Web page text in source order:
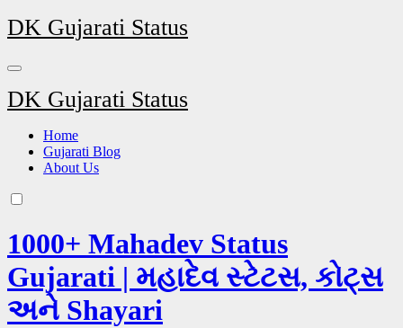
Skip
to
DK Gujarati Status
DK Gujarati Status
Home
Gujarati Blog
About Us
1000+ Mahadev Status
Gujarati | મહાદેવ સ્ટેટસ, કોટ્સ
અને Shayari